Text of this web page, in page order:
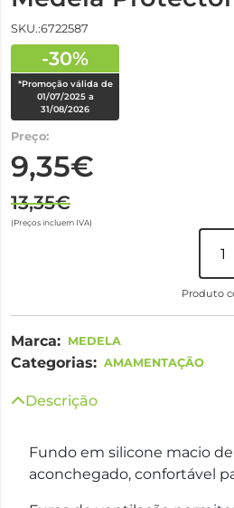
SKU.:6722587
-30%
*Promoção válida de
01/07/2025 a
31/08/2026
Preço:
9,35€
13,35€
(Preços incluem IVA)
Produto
Marca: MEDELA
Categorias: AMAMENTAÇÃO
Descrição
Fundo em silicone macio
aconchegado, confortável